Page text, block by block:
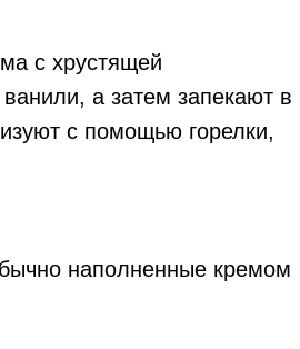
с хрустящей
а затем запекают в
с помощью горелки,
наполненные кремом